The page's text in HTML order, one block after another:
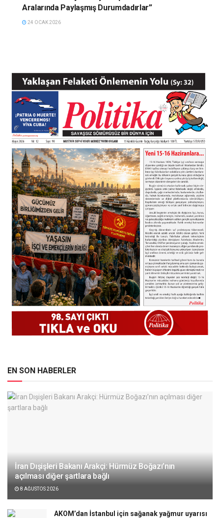
Aralarında Paylaşmış Durumdadırlar”
24 OCAK 2026
EN SON HABERLER
İran Dışişleri Bakanı Arakçi: Hürmüz Boğazı’nın
açılması diğer şartlara bağlı
8 AĞUSTOS 2026
AKOM’dan İstanbul için sağanak yağmur uyarısı